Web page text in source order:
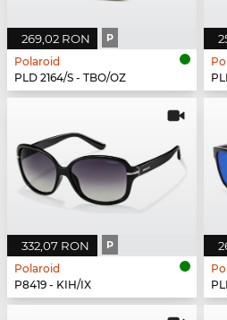
269,02 RON P
Polaroid
PLD 2164/S - TBO/OZ
332,07 RON P
Polaroid
P8419 - KIH/IX